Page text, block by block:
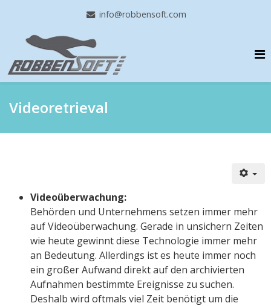
info@robbensoft.com
Videoretrieval
Videoüberwachung:
Behörden und Unternehmens setzen immer mehr
auf Videoüberwachung. Gerade in unsichern Zeiten
wie heute gewinnt diese Technologie immer mehr
an Bedeutung. Allerdings ist es heute immer noch
ein großer Aufwand direkt auf den archivierten
Aufnahmen bestimmte Ereignisse zu suchen.
Deshalb wird oftmals viel Zeit benötigt um die